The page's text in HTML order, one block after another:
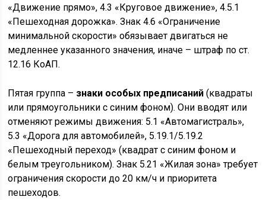
«Движение прямо», 4.3 «Круговое движение», 4.5.1
«Пешеходная дорожка». Знак 4.6 «Ограничение
минимальной скорости» обязывает двигаться не
медленнее указанного значения, иначе – штраф по ст.
12.16 КоАП.
Пятая группа – знаки особых предписаний (квадраты
или прямоугольники с синим фоном). Они вводят или
отменяют режимы движения: 5.1 «Автомагистраль»,
5.3 «Дорога для автомобилей», 5.19.1/5.19.2
«Пешеходный переход» (квадрат с синим фоном и
белым треугольником). Знак 5.21 «Жилая зона» требует
ограничения скорости до 20 км/ч и приоритета
пешеходов.